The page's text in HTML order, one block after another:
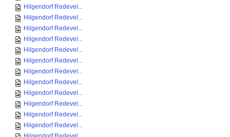
Hilgendorf Redevel...
Hilgendorf Redevel...
Hilgendorf Redevel...
Hilgendorf Redevel...
Hilgendorf Redevel...
Hilgendorf Redevel...
Hilgendorf Redevel...
Hilgendorf Redevel...
Hilgendorf Redevel...
Hilgendorf Redevel...
Hilgendorf Redevel...
Hilgendorf Redevel...